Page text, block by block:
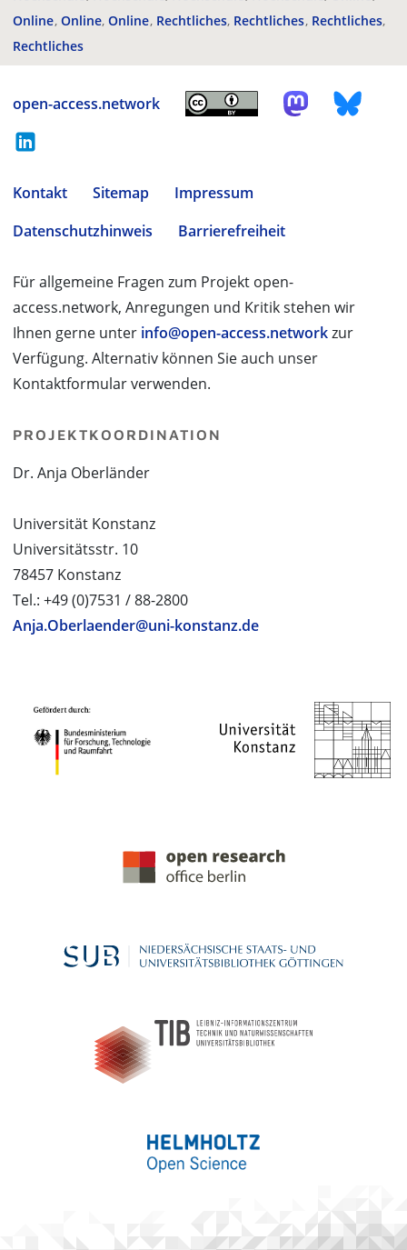
Online Online Online Rechtliches Rechtliches Rechtliches
Rechtliches
open-access.network
Kontakt Sitemap
Impressum
Datenschutzhinweis
Barrierefreiheit
Für allgemeine Fragen zum Projekt open-
access.network, Anregungen und Kritik stehen wir
Ihnen gerne unter info@open-access.networkzur
Verfügung. Alternativ können Sie auch unser
Kontaktformular verwenden.
PROJEKTKOORDINATION
Dr. Anja Oberländer
Universität Konstanz
Universitätsstr. 10
78457 Konstanz
Tel.: +49 (0)7531 / 88-2800
Anja.Oberlaender@uni-konstanz.de